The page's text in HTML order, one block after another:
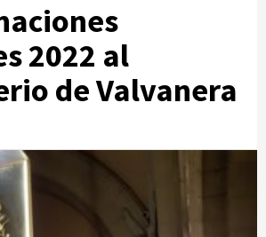
2022 al
de Valvanera